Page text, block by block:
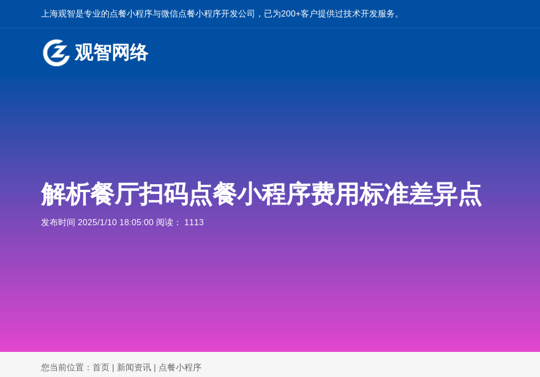
上海观智是专业的点餐小程序与微信点餐小程序开发公司，已为200+客户提供过技术开发服务。
观智网络
解析餐厅扫码点餐小程序费用标准差异点
发布时间 2025/1/10 18:05:00 阅读： 1113
您当前位置：首页 | 新闻资讯 | 点餐小程序